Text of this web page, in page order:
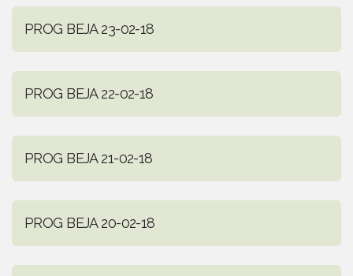
PROG BEJA 23-02-18
PROG BEJA 22-02-18
PROG BEJA 21-02-18
PROG BEJA 20-02-18